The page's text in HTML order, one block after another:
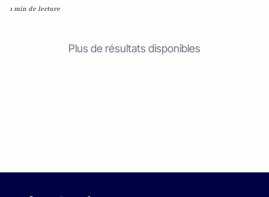
1 min de lecture
Plus de résultats disponibles